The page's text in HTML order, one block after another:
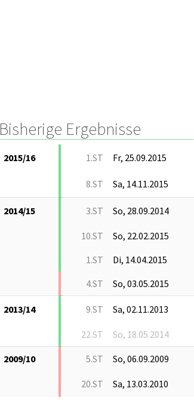
Bisherige Ergebnisse
2015/16 1.ST Fr, 25.09.2015
8.ST Sa, 14.11.2015
2014/15 3.ST So, 28.09.2014
10.ST So, 22.02.2015
1.ST
Di, 14.04.2015
4.ST
So, 03.05.2015
2013/14 9.ST Sa, 02.11.2013
22.ST So, 18.05.2014
2009/10 5.ST So, 06.09.2009
20.ST Sa, 13.03.2010